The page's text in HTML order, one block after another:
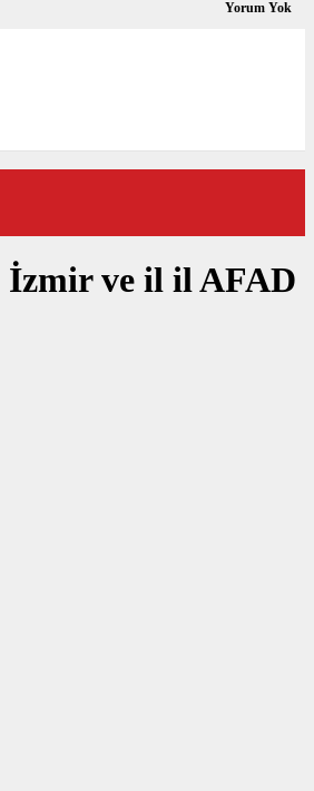
İzmir ve il il AFAD
Yorum Yok